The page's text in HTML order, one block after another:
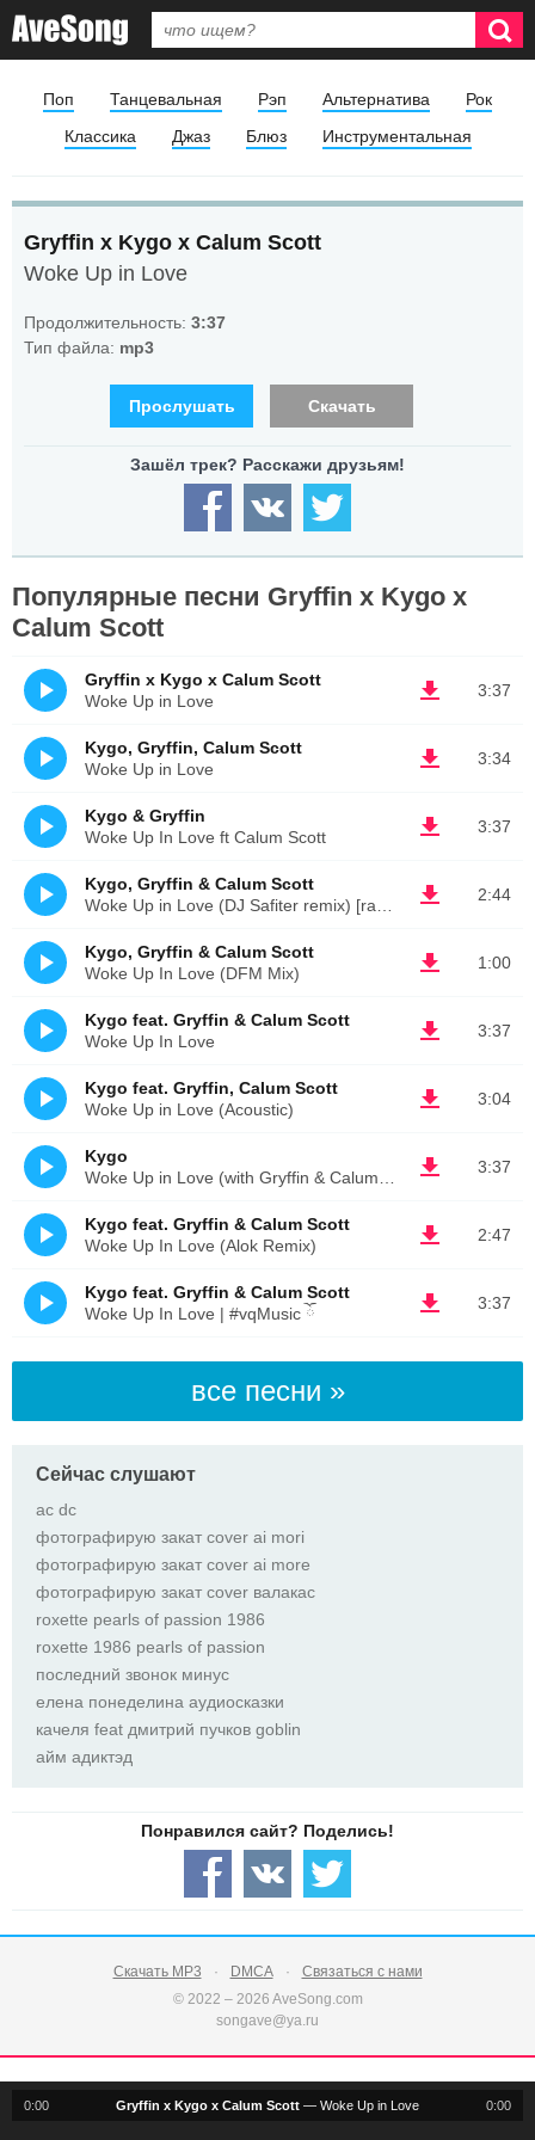
Поп Танцевальная Рэп Альтернатива
Рок
Классика
Джаз Блюз Инструментальная
Gryffin x Kygo x Calum Scott
Woke Up in Love
Продолжительность: 3:37
Тип файла: mp3
Прослушать Скачать
Популярные песни Gryffin x Kygo x
Calum Scott
3:37
Gryffin x Kygo x Calum Scott
Woke Up in Love
3:34
Kygo, Gryffin, Calum Scott
Woke Up in Love
3:37
Kygo & Gryffin
Woke Up In Love ft Calum Scott
2:44
Kygo, Gryffin & Calum Scott
1:00
Kygo, Gryffin & Calum Scott
Woke Up In Love (DFM Mix)
3:37
Kygo feat. Gryffin & Calum Scott
Woke Up In Love
3:04
Kygo feat. Gryffin, Calum Scott
Woke Up in Love (Acoustic)
3:37
Kygo
2:47
Kygo feat. Gryffin & Calum Scott
Woke Up In Love (Alok Remix)
3:37
Kygo feat. Gryffin & Calum Scott
Woke Up In Love | #vqMusic ོ
все песни »
Сейчас слушают
ас dc
фотографирую закат cover ai mori
фотографирую закат cover ai more
фотографирую закат cover валакас
roxette pearls оf passion 1986
roxette 1986 pearls оf passion
последний звонок минус
елена понеделина аудиосказки
качеля feat дмитрий пучков goblin
айм адиктэд
Скачать MP3 DMCA
Связаться с нами
© 2022 – 2026 AveSong.com
songave@ya.ru
0:00 0:00
Gryffin x Kygo x Calum Scott — Woke Up in Love